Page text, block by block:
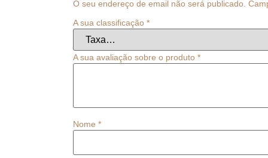
O seu endereço de email não será publicado.
A sua classificação *
A sua avaliação sobre o produto *
Nome *